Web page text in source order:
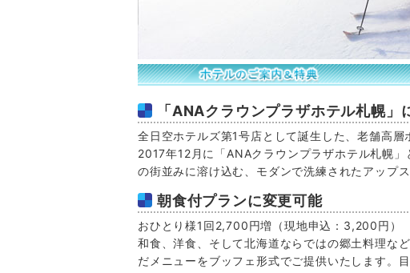
「ANAクラウンプラザホテル札幌」
全日空ホテルズ第1号店として誕生した、老舗高
2017年12月に「ANAクラウンプラザホテル札幌
の街並みに溶け込む、モダンで洗練されたアップス
朝食付プランに変更可能
おひとり様1回2,700円増（現地申込：3,200円）
和食、洋食、そして北海道ならではの郷土料理な
だメニューをブッフェ形式でご提供いたします。